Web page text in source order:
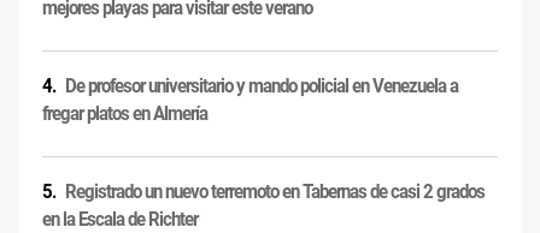
mejores playas para visitar este verano
De profesor universitario y mando policial en Venezuela a
fregar platos en Almería
Registrado un nuevo terremoto en Tabernas de casi 2 grados
en la Escala de Richter